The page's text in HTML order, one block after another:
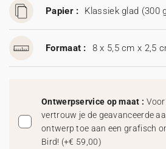
Papier : Klassiek glad (300
Formaat : 8 x 5,5 cm x 2,5
Ontwerpservice op maat :
vertrouw je de geavanceerde
ontwerp toe aan een grafisch
Bird! (+€ 59,00)